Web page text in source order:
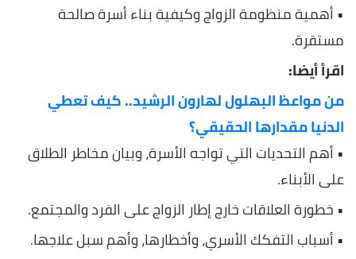
• أهمية منظومة الزواج وكيفية بناء أسرة صالحة
مستقرة.
اقرأ أيضا:
من مواعظ البهلول لهارون الرشيد.. كيف تعطي
الدنيا مقدارها الحقيقي؟
• أهم التحديات التي تواجه الأسرة، وبيان مخاطر الطلاق
على الأبناء.
• خطورة العلاقات خارج إطار الزواج على الفرد والمجتمع.
• أسباب التفكك الأسري، وأخطارها، وأهم سبل علاجها.